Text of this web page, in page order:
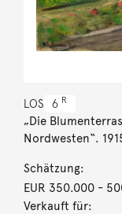
LOS 6 R
„Die
Nordwesten“.
Schätzung:
EUR 350.000-
Verkauft für: